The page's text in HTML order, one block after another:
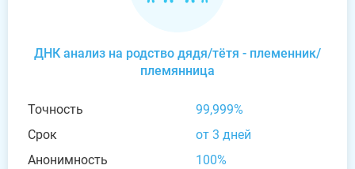
ДНК анализ на родство дядя/тётя - племенник/
племянница
Точность
99,999%
Срок
от 3 дней
Анонимность
100%